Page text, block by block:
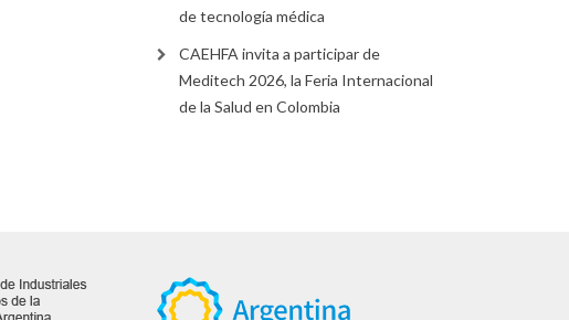
de tecnología médica
CAEHFA invita a participar de
Meditech 2026, la Feria Internacional
de la Salud en Colombia